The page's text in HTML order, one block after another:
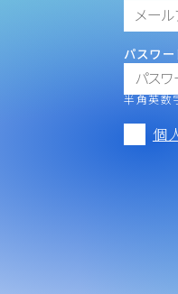
パスワー
半角英数
個